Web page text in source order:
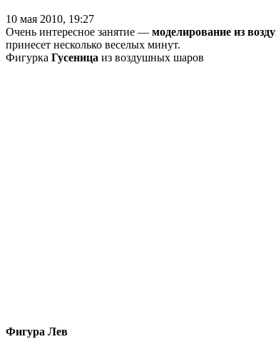
10 мая 2010, 19:27
Очень интересное занятие — моделирование из
принесет несколько веселых минут.
Фигурка Гусеница из воздушных шаров
Фигура Лев